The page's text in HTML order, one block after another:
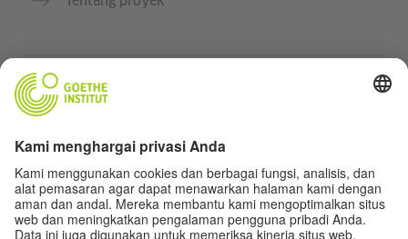
Situs web lainnya
Latihan bahasa Jerman secara gratis
Kursus bahasa Jerman dari Goethe-Institut
Portal guru “Deutschstunde”